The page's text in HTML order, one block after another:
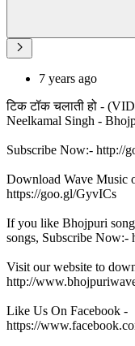
7 years ago
टिक टॉक चलाती हो -
Neelkamal Singh -
Subscribe Now:- http://
Download Wave Music
https://goo.gl/GyvICs
If you like Bhojpuri
songs, Subscribe Now:-
Visit our website to
http://
Like Us On Facebook -
https://